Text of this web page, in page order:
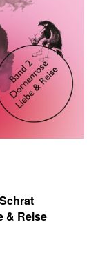
& Reise